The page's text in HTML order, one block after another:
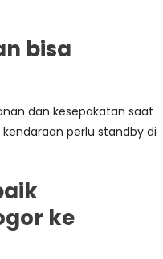
bisa
dan kesepakatan saat
perlu standby di
ke